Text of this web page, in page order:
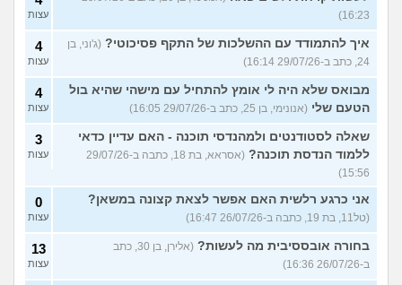
16:23)
עצות
איך להתמודד עם ההשלכות של התקף פסיכוטי? (ג'וני, בן
24, כתב ב-29/07/26 16:14)
4
עצות
מבואס שלא היה לי אומץ להתחיל עם מישהי שהיא בול
הטעם שלי (אנונימי, בן 25, כתב ב-29/07/26 16:05)
4
עצות
שאלה לסטודנטים ולמהנדסי תוכנה - האם עדיין כדאי
ללמוד הנדסת תוכנה?
(אסראא, בת 18, כתבה ב-29/07/26
15:56)
3
עצות
אני כרגע רלשית האם אפשר לצאת קצונה במשאן?
(טל11, בת 19, כתבה ב-26/07/26 16:47)
0
עצות
בחורה אובססיבית מה לעשות?
(אלירן, בן 30, כתב
ב-26/07/26 16:36)
13
עצות